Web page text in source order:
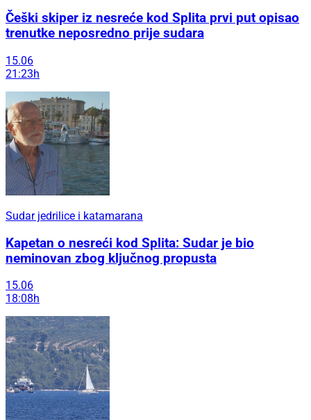
Češki skiper iz nesreće kod Splita prvi put opisao
trenutke neposredno prije sudara
15.06
21:23h
Sudar jedrilice i katamarana
Kapetan o nesreći kod Splita: Sudar je bio
neminovan zbog ključnog propusta
15.06
18:08h